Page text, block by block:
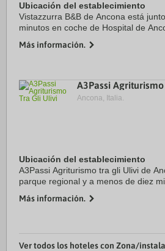
Ubicación del establecimiento
Vistazzurra B&B de Ancona está
minutos en coche de Hospital de
encuentra a 6,8 km de Teatro delle
Más información.
A3Passi
Ancona, Italia.
Ubicación del establecimiento
A3Passi Agriturismo tra gli Ulivi de
parque regional y a menos de diez
Además, este alojamiento
Más información.
Ver todos los hoteles con Zona/